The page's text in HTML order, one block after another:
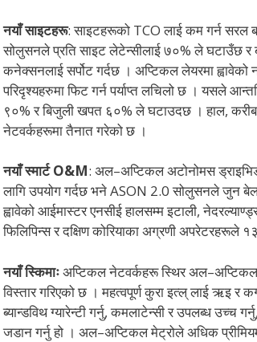
नयाँ साइटहरू: साइटहरूको TCO लाई कम गर्न सरल
सोलुसनले प्रति साइट लेटेन्सीलाई ७०% ले घटाउँछ र
कनेक्सनलाई सर्पोट गर्दछ । अप्टिकल लेयरमा
परिदृश्यहरुमा फिट गर्न पर्याप्त लचिलो छ । यसले
९०% र बिजुली खपत ६०% ले घटाउदछ । हाल,
नेटवर्कहरूमा तैनात गरेको छ ।
नयाँ स्मार्ट O&M: अल–अप्टिकल अटोनोमस
लागि उपयोग गर्दछ भने ASON 2.0 सोलुसनले जुन
ह्वावेको आईमास्टर एनसीई हालसम्म इटाली,
फिलिपिन्स र दक्षिण कोरियाका अग्रणी
नयाँ स्किमाःअप्टिकल नेटवर्कहरू स्थिर अल–अप्टिकल
विस्तार गरिएको छ । महत्वपूर्ण कुरा इत्ल् लाई ऋइ र
ब्यान्डविथ ग्यारेन्टी गर्नु, कमलाटेन्सी र उपलब्ध उच्च
जडान गर्नु हो । अल–अप्टिकल मेट्रोले अधिक